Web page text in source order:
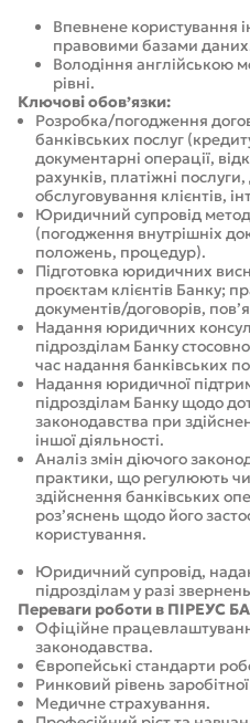
Впевнене користування
правовими базами
Володіння англійською
рівні.
Ключові обов’язки:
Розробка/погодження
банківських послуг
документарні операції,
рахунків, платіжні
обслуговування клієнтів,
Юридичний супровід
(погодження внутрішніх
положень, процедур).
Підготовка юридичних
проєктам клієнтів Банку;
документів/договорів,
Надання юридичних
підрозділам Банку
час надання банківських
Надання юридичної
підрозділам Банку щодо
законодавства при
іншої діяльності.
Аналіз змін діючого
практики, що регулюють
здійснення банківських
роз’яснень щодо його
користування.
Юридичний супровід,
підрозділам у разі
Переваги роботи в ПІРЕУС
Офіційне
законодавства.
Європейські стандарти
Ринковий рівень
Медичне страхування.